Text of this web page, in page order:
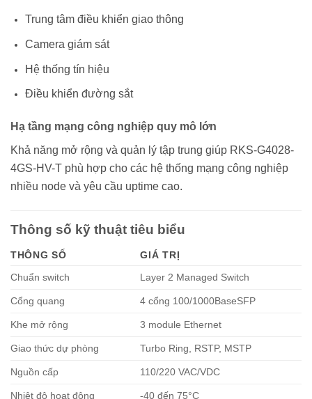
Trung tâm điều khiển giao thông
Camera giám sát
Hệ thống tín hiệu
Điều khiển đường sắt
Hạ tầng mạng công nghiệp quy mô lớn
Khả năng mở rộng và quản lý tập trung giúp RKS-G4028-
4GS-HV-T phù hợp cho các hệ thống mạng công nghiệp
nhiều node và yêu cầu uptime cao.
Thông số kỹ thuật tiêu biểu
THÔNG SỐ
GIÁ TRỊ
Chuẩn switch
Layer 2 Managed Switch
Cổng quang 4 cổng 100/1000BaseSFP
Khe mở rộng 3 module Ethernet
Giao thức dự phòng Turbo Ring, RSTP, MSTP
Nguồn cấp 110/220 VAC/VDC
Nhiệt độ hoạt động -40 đến 75°C